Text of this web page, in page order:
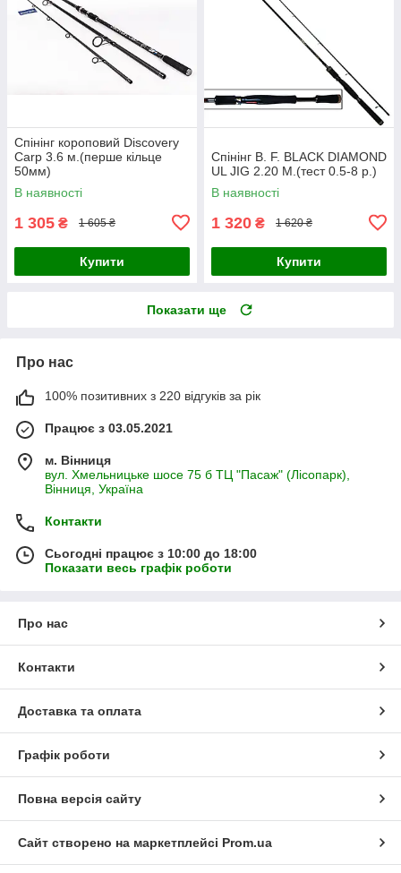
Спінінг короповий Discovery
Carp 3.6 м.(перше кільце
50мм)
В наявності
1 305 ₴ 1 605 ₴
Купити
Спінінг B. F. BLACK DIAMOND
UL JIG 2.20 M.(тест 0.5-8 р.)
В наявності
1 320 ₴ 1 620 ₴
Купити
Показати ще
Про нас
100% позитивних з 220 відгуків за рік
Працює з 03.05.2021
м. Вінниця
вул. Хмельницьке шосе 75 б ТЦ "Пасаж" (Лісопарк),
Вінниця, Україна
Контакти
Сьогодні працює з 10:00 до 18:00
Показати весь графік роботи
Про нас
Контакти
Доставка та оплата
Графік роботи
Повна версія сайту
Сайт створено на маркетплейсі Prom.ua